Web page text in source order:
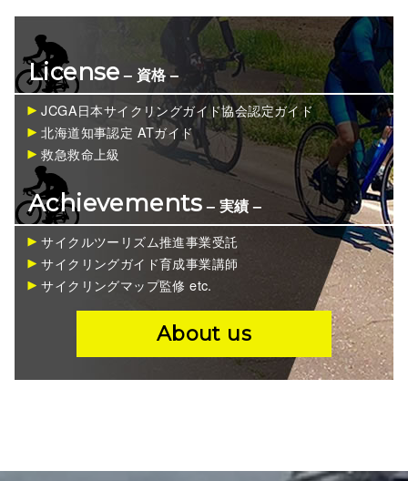
License– 資格 –
JCGA日本サイクリングガイド協会認定ガイド
北海道知事認定 ATガイド
救急救命上級
Achievements– 実績 –
サイクルツーリズム推進事業受託
サイクリングガイド育成事業講師
サイクリングマップ監修 etc.
About us